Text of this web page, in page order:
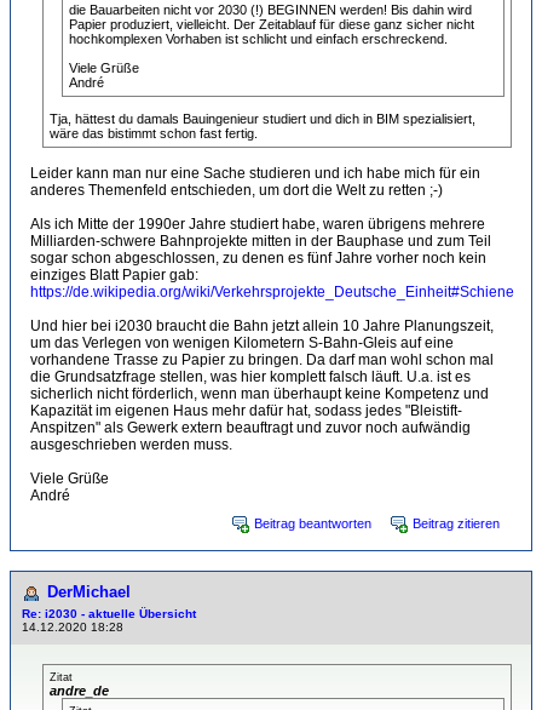
die Bauarbeiten nicht vor 2030 (!) BEGINNEN werden! Bis dahin wird
Papier produziert, vielleicht. Der Zeitablauf für diese ganz sicher nicht
hochkomplexen Vorhaben ist schlicht und einfach erschreckend.
Viele Grüße
André
Tja, hättest du damals Bauingenieur studiert und dich in BIM spezialisiert,
wäre das bistimmt schon fast fertig.
Leider kann man nur eine Sache studieren und ich habe mich für ein
anderes Themenfeld entschieden, um dort die Welt zu retten ;-)
Als ich Mitte der 1990er Jahre studiert habe, waren übrigens mehrere
Milliarden-schwere Bahnprojekte mitten in der Bauphase und zum Teil
sogar schon abgeschlossen, zu denen es fünf Jahre vorher noch kein
einziges Blatt Papier gab:
https://de.wikipedia.org/wiki/Verkehrsprojekte_Deutsche_Einheit#Schiene
Und hier bei i2030 braucht die Bahn jetzt allein 10 Jahre Planungszeit,
um das Verlegen von wenigen Kilometern S-Bahn-Gleis auf eine
vorhandene Trasse zu Papier zu bringen. Da darf man wohl schon mal
die Grundsatzfrage stellen, was hier komplett falsch läuft. U.a. ist es
sicherlich nicht förderlich, wenn man überhaupt keine Kompetenz und
Kapazität im eigenen Haus mehr dafür hat, sodass jedes "Bleistift-
Anspitzen" als Gewerk extern beauftragt und zuvor noch aufwändig
ausgeschrieben werden muss.
Viele Grüße
André
Beitrag beantworten Beitrag zitieren
DerMichael
Re: i2030 - aktuelle Übersicht
14.12.2020 18:28
Zitat
andre_de